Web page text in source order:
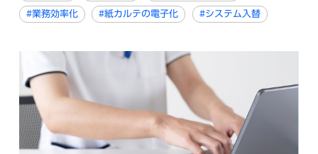
#業務効率化 #紙カルテの電子化 #システム入替